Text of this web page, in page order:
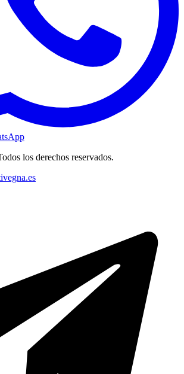
los derechos reservados.